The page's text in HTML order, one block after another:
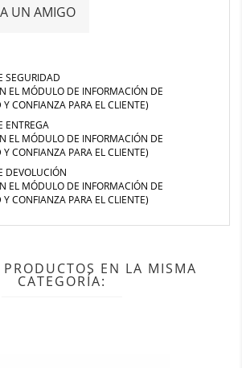
UN AMIGO
SEGURIDAD
EL MÓDULO DE INFORMACIÓN DE
CONFIANZA PARA EL CLIENTE)
ENTREGA
EL MÓDULO DE INFORMACIÓN DE
CONFIANZA PARA EL CLIENTE)
DEVOLUCIÓN
EL MÓDULO DE INFORMACIÓN DE
CONFIANZA PARA EL CLIENTE)
EN LA MISMA
CATEGORÍA: